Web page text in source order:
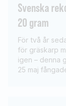
Svenska
20 gram
För två år
för gräskarp
igen – denna
25 maj